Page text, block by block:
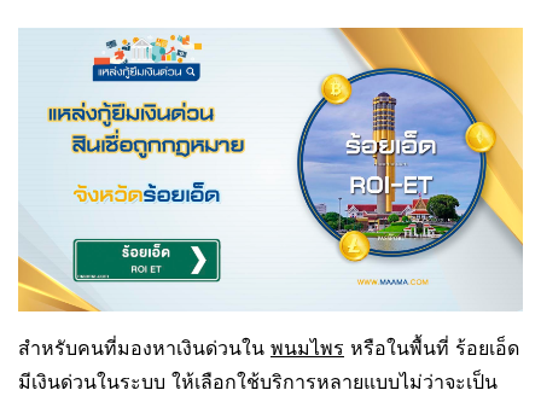
สำหรับคนที่มองหาเงินด่วนใน พนมไพร หรือในพื้นที่ ร้อยเอ็ด
มีเงินด่วนในระบบ ให้เลือกใช้บริการหลายแบบไม่ว่าจะเป็น